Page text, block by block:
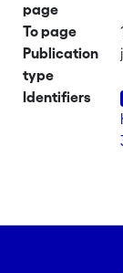
page
To page
Publication
type
Identifiers